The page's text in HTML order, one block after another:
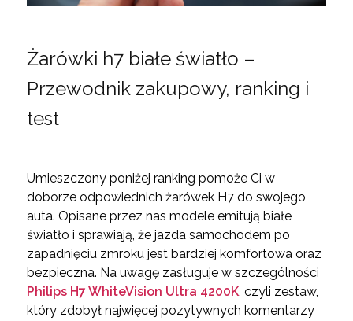
Żarówki h7 białe światło –
Przewodnik zakupowy, ranking i
test
Umieszczony poniżej ranking pomoże Ci w
doborze odpowiednich żarówek H7 do swojego
auta. Opisane przez nas modele emitują białe
światło i sprawiają, że jazda samochodem po
zapadnięciu zmroku jest bardziej komfortowa oraz
bezpieczna. Na uwagę zasługuje w szczególności
Philips H7 WhiteVision Ultra 4200K, czyli zestaw,
który zdobył najwięcej pozytywnych komentarzy